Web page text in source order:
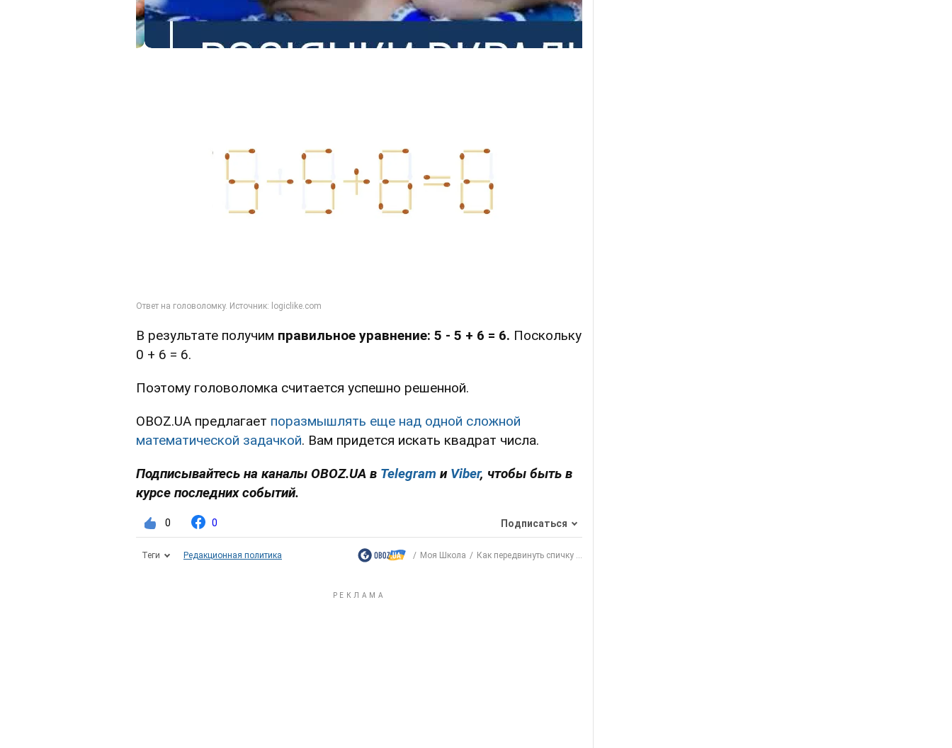
В результате получим правильное уравнение: 5 - 5 + 6 = 6. Поскольку
0 + 6 = 6.
Поэтому головоломка считается успешно решенной.
OBOZ.UA предлагает поразмышлять еще над одной сложной
математической задачкой. Вам придется искать квадрат числа.
Подписывайтесь на каналы OBOZ.UA в Telegram и Viber, чтобы быть в
курсе последних событий.
0 0 Подписаться
Теги Редакционная политика Моя Школа Как передвинуть спичку ...